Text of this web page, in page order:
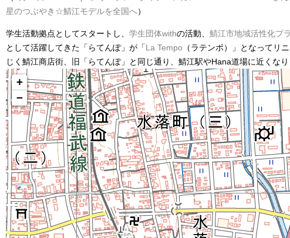
星のつぶやき☆鯖江モデルを全国へ）
学生活動拠点としてスタートし、 学生団体withの活動、 鯖江市地域活性化プ
として活躍してきた「らてんぽ」が「La Tempo （ラテンポ）」となってリ
じく鯖江商店街、旧「らてんぽ」と同じ通り、鯖江駅やHana道場に近くなり
+
−